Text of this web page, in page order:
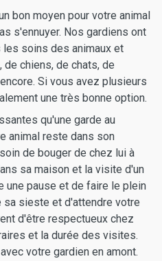
bon moyen pour votre animal
s'ennuyer. Nos gardiens ont
les soins des animaux et
chiens, de chats, de
Si vous avez plusieurs
une très bonne option.
qu'une garde au
animal reste dans son
de bouger de chez lui à
sa maison et la visite d'un
une pause et de faire le plein
sa sieste et d'attendre votre
d'être respectueux chez
et la durée des visites.
votre gardien en amont.